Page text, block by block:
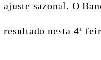
ajuste sazonal. O
resultado nesta 4ª